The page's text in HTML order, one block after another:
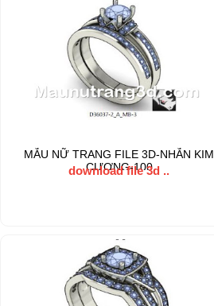
MẪU NỮ TRANG FILE 3D-NHẪN KIM
CƯƠNG-100
download file 3d ..